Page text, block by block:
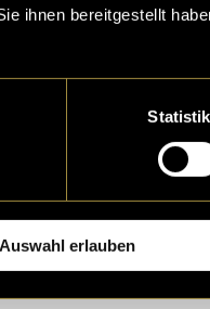
ihnen bereitgestellt
Auswahl erlauben
des Filmes ist es,
Filmprojekt habe ich
HelferInnen und die
man in meiner